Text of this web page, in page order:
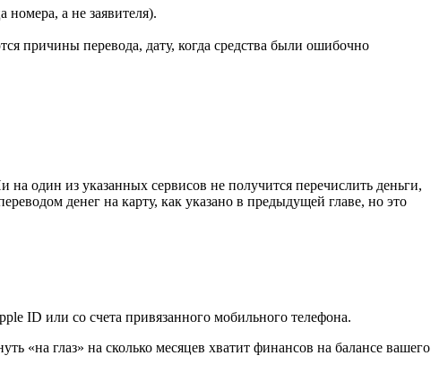
а не заявителя).
причины перевода, дату, когда средства были ошибочно
один из указанных сервисов не получится перечислить деньги,
денег на карту, как указано в предыдущей главе, но это
ID или со счета привязанного мобильного телефона.
«на глаз» на сколько месяцев хватит финансов на балансе вашего